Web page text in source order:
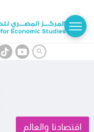
اقتصادنا والعالم